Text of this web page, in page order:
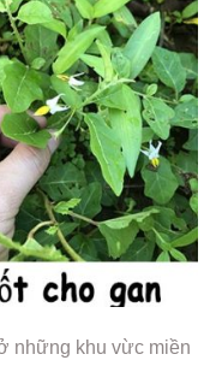
những khu vừc miền